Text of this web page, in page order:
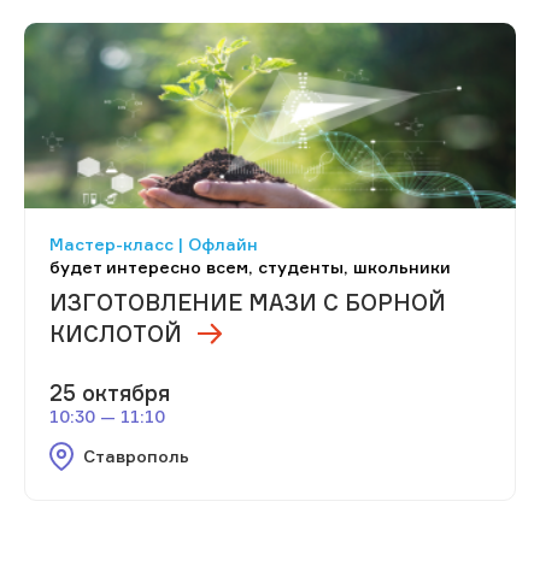
Мастер-класс | Офлайн
будет интересно всем, студенты, школьники
ИЗГОТОВЛЕНИЕ МАЗИ С БОРНОЙ
КИСЛОТОЙ
25 октября
10:30 — 11:10
Ставрополь